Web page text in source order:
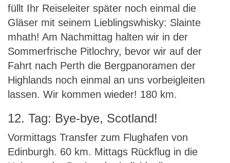
füllt Ihr Reiseleiter später noch einmal die
Gläser mit seinem Lieblingswhisky: Slainte
mhath! Am Nachmittag halten wir in der
Sommerfrische Pitlochry, bevor wir auf der
Fahrt nach Perth die Bergpanoramen der
Highlands noch einmal an uns vorbeigleiten
lassen. Wir kommen wieder! 180 km.
12. Tag: Bye-bye, Scotland!
Vormittags Transfer zum Flughafen von
Edinburgh. 60 km. Mittags Rückflug in die